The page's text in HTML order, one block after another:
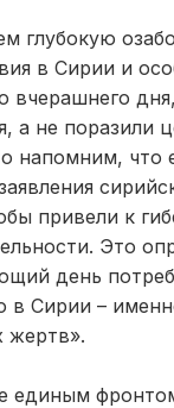
глубокую
в Сирии и
вчерашнего
а не поразили
напомним,
привели к
Это
день
в Сирии –
жертв».
единым